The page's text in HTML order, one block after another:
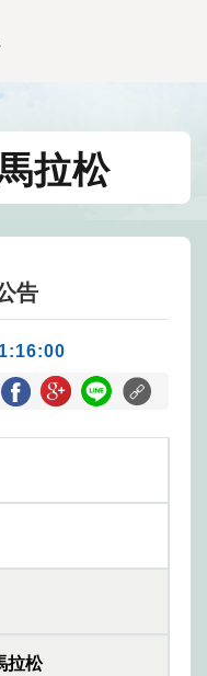
拉松
告
拉松